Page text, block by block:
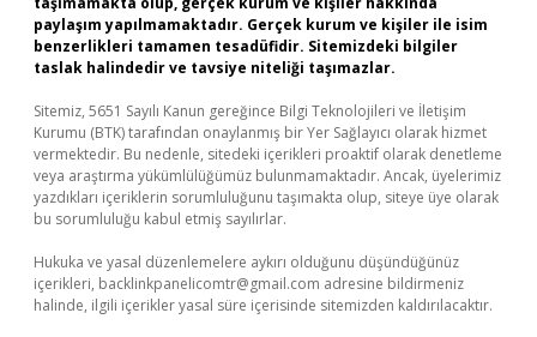
paylaşım yapılmamaktadır. Gerçek kurum ve kişiler ile isim
benzerlikleri tamamen tesadüfidir. Sitemizdeki bilgiler
taslak halindedir ve tavsiye niteliği taşımazlar.
Sitemiz, 5651 Sayılı Kanun gereğince Bilgi Teknolojileri ve İletişim
Kurumu (BTK) tarafından onaylanmış bir Yer Sağlayıcı olarak hizmet
vermektedir. Bu nedenle, sitedeki içerikleri proaktif olarak denetleme
veya araştırma yükümlülüğümüz bulunmamaktadır. Ancak, üyelerimiz
yazdıkları içeriklerin sorumluluğunu taşımakta olup, siteye üye olarak
bu sorumluluğu kabul etmiş sayılırlar.
Hukuka ve yasal düzenlemelere aykırı olduğunu düşündüğünüz
içerikleri, backlinkpanelicomtr@gmail.com adresine bildirmeniz
halinde, ilgili içerikler yasal süre içerisinde sitemizden kaldırılacaktır.